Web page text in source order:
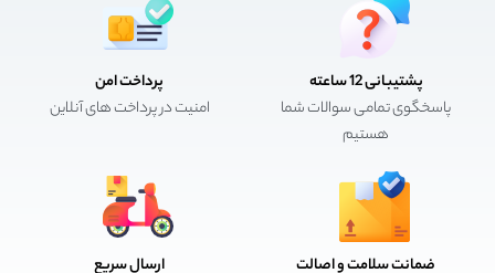
پشتیبانی 12 ساعته
پاسخگوی تمامی سوالات شما
هستیم
پرداخت امن
امنیت در پرداخت های آنلاین
ضمانت سلامت و اصالت
ارسال سریع